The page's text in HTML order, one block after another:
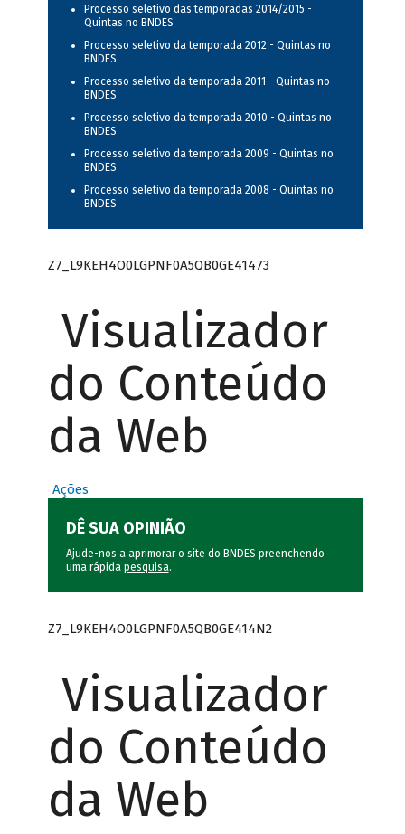
Processo seletivo das temporadas 2014/2015 -
Quintas no BNDES
Processo seletivo da temporada 2012 - Quintas no
BNDES
Processo seletivo da temporada 2011 - Quintas no
BNDES
Processo seletivo da temporada 2010 - Quintas no
BNDES
Processo seletivo da temporada 2009 - Quintas no
BNDES
Processo seletivo da temporada 2008 - Quintas no
BNDES
Z7_L9KEH4O0LGPNF0A5QB0GE41473
Visualizador
do Conteúdo
da Web
Ações
DÊ SUA OPINIÃO
Ajude-nos a aprimorar o site do BNDES preenchendo
uma rápida pesquisa.
Z7_L9KEH4O0LGPNF0A5QB0GE414N2
Visualizador
do Conteúdo
da Web